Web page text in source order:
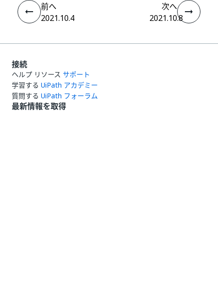
前へ
2021.10.4
次へ
2021.10.8
接続
ヘルプ リソース サポート
学習する UiPath アカデミー
質問する UiPath フォーラム
最新情報を取得